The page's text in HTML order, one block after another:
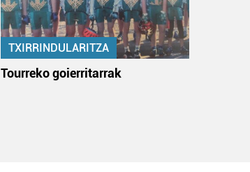
TXIRRINDULARITZA
Tourreko goierritarrak